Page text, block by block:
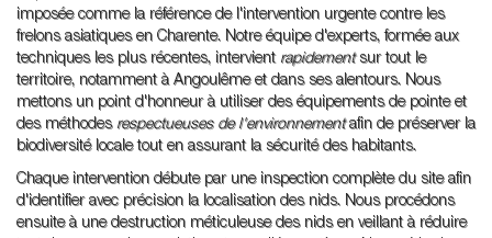
imposée comme la référence de l'intervention urgente contre les
frelons asiatiques en Charente. Notre équipe d'experts, formée aux
techniques les plus récentes, intervient rapidementsur tout le
territoire, notamment à Angoulême et dans ses alentours. Nous
mettons un point d'honneur à utiliser des équipements de pointe et
des méthodes respectueuses de l'environnementafin de préserver la
biodiversité locale tout en assurant la sécurité des habitants.
Chaque intervention débute par une inspection complète du site afin
d'identifier avec précision la localisation des nids. Nous procédons
ensuite à une destruction méticuleuse des nids en veillant à réduire